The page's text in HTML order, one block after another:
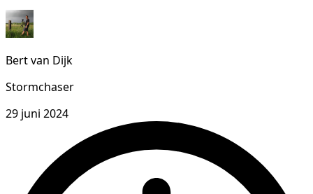
Bert van Dijk
Stormchaser
29 juni 2024